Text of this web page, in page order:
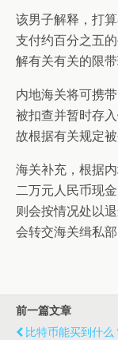
该男子解释，打
支付约百分之五
解有关有关的限带
内地海关将可携
被扣查并暂时存
故根据有关规定
海关补充，根据
二万元人民币现
则会按情况处以
会转交海关缉私部
前一篇文章
比特币能买到什么